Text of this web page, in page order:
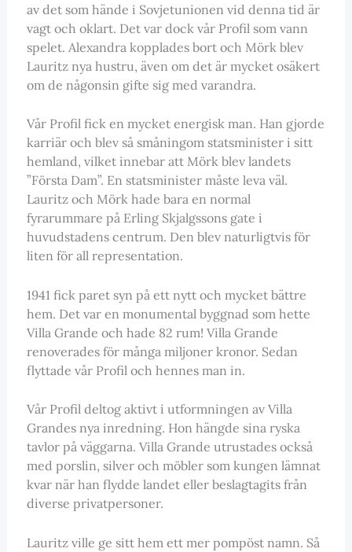
av det som hände i Sovjetunionen vid denna tid är
vagt och oklart. Det var dock vår Profil som vann
spelet. Alexandra kopplades bort och Mörk blev
Lauritz nya hustru, även om det är mycket osäkert
om de någonsin gifte sig med varandra.
Vår Profil fick en mycket energisk man. Han gjorde
karriär och blev så småningom statsminister i sitt
hemland, vilket innebar att Mörk blev landets
”Första Dam”. En statsminister måste leva väl.
Lauritz och Mörk hade bara en normal
fyrarummare på Erling Skjalgssons gate i
huvudstadens centrum. Den blev naturligtvis för
liten för all representation.
1941 fick paret syn på ett nytt och mycket bättre
hem. Det var en monumental byggnad som hette
Villa Grande och hade 82 rum! Villa Grande
renoverades för många miljoner kronor. Sedan
flyttade vår Profil och hennes man in.
Vår Profil deltog aktivt i utformningen av Villa
Grandes nya inredning. Hon hängde sina ryska
tavlor på väggarna. Villa Grande utrustades också
med porslin, silver och möbler som kungen lämnat
kvar när han flydde landet eller beslagtagits från
diverse privatpersoner.
Lauritz ville ge sitt hem ett mer pompöst namn. Så